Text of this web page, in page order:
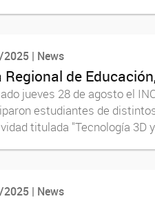
| News
Regional de
jueves 28 de agosto el
estudiantes de
titulada "Tecnología 3D
| News